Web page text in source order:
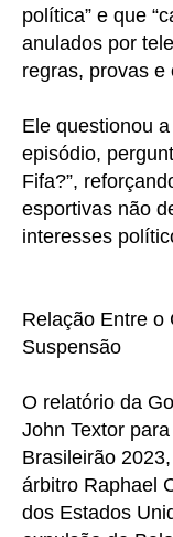
política” e que
anulados por
regras, provas e
Ele questionou
episódio,
Fifa?”,
esportivas não
interesses
Relação Entre o
Suspensão
O relatório da
John Textor
Brasileirão
árbitro Raphael
dos Estados